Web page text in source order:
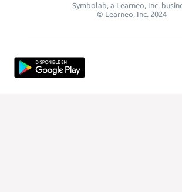
Symbolab, a Learneo, Inc.
© Learneo, Inc. 2024